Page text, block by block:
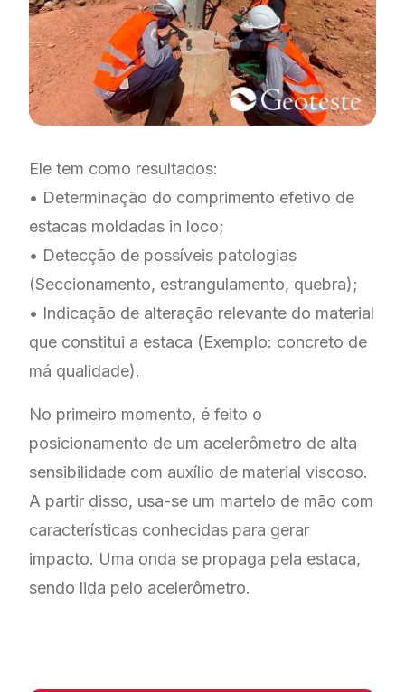
Ele tem como resultados:
• Determinação do comprimento efetivo de
estacas moldadas in loco;
• Detecção de possíveis patologias
(Seccionamento, estrangulamento, quebra);
• Indicação de alteração relevante do material
que constitui a estaca (Exemplo: concreto de
má qualidade).
No primeiro momento, é feito o
posicionamento de um acelerômetro de alta
sensibilidade com auxílio de material viscoso.
A partir disso, usa-se um martelo de mão com
características conhecidas para gerar
impacto. Uma onda se propaga pela estaca,
sendo lida pelo acelerômetro.